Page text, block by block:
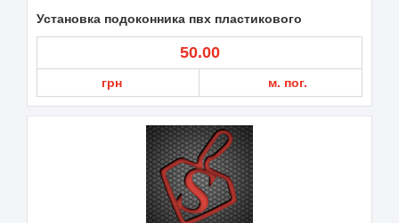
Установка подоконника пвх пластикового
50.00
грн м. пог.